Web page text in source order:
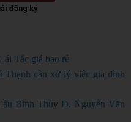
đăng ký
Tắc giá bao rẻ
Thạnh cần xử lý việc gia đình
Bình Thủy Đ. Nguyễn Văn